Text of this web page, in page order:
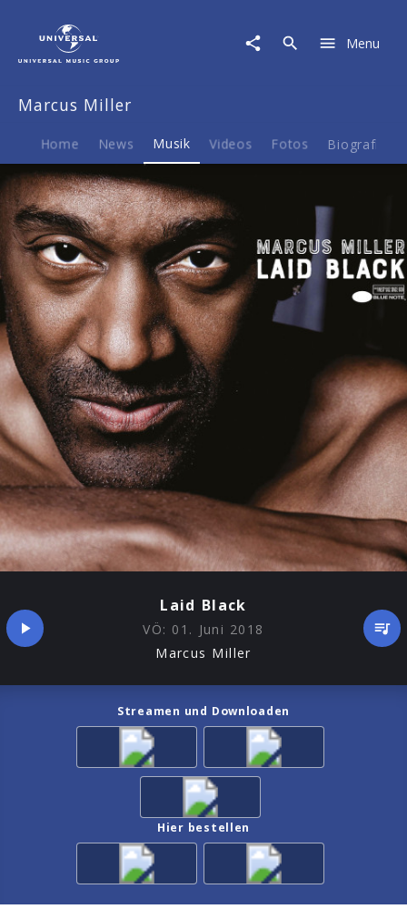
Musik
Laid
Menu
Marcus Miller
Home News Musik Videos Fotos Biografie
Laid Black
VÖ: 01. Juni 2018
Marcus Miller
Streamen und Downloaden
Hier bestellen